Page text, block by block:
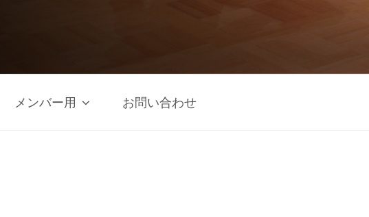
メンバー用 お問い合わせ